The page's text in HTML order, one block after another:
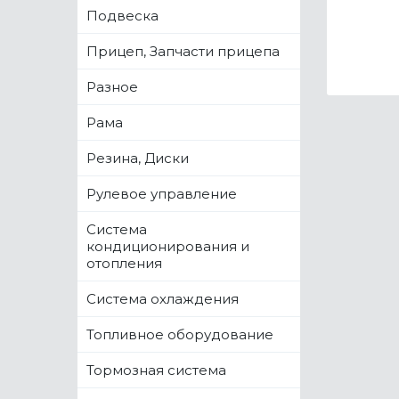
Подвеска
Прицеп, Запчасти прицепа
Разное
Рама
Резина, Диски
Рулевое управление
Система
кондиционирования и
отопления
Система охлаждения
Топливное оборудование
Тормозная система